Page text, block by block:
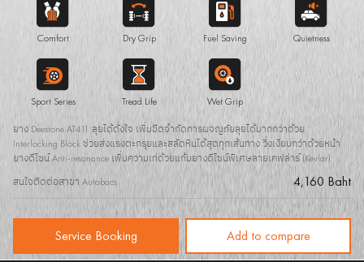
Comfort Dry Grip Fuel Saving Quietness
Sport Series Tread Life Wet Grip
ยาง Deestone AT411 ลุยได้ดั่งใจ เพิ่มขีดจำกัดการผจญภัยลุยได้มากกว่าด้วย
Interlocking Block ช่วยส่งแรงตะกรุยและสลัดหินได้สุดทุกเส้นทาง วิ่งเงียบกว่าด้วยหน้า
ยางดีไซน์ Anti-resonance เพิ่มความเท่ด้วยแก้มยางดีไซน์พิเศษลายเคฟล่าร์ (Kevlar)
สนใจติดต่อสาขา Autobacs
4,160 Baht
Service Booking Add to compare